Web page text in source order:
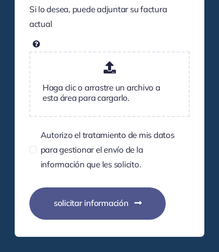
Si lo desea, puede adjuntar su factura
actual
Haga clic o arrastre un archivo a
esta área para cargarlo.
Autorizo el tratamiento de mis datos
para gestionar el envío de la
información que les solicito.
solicitar información